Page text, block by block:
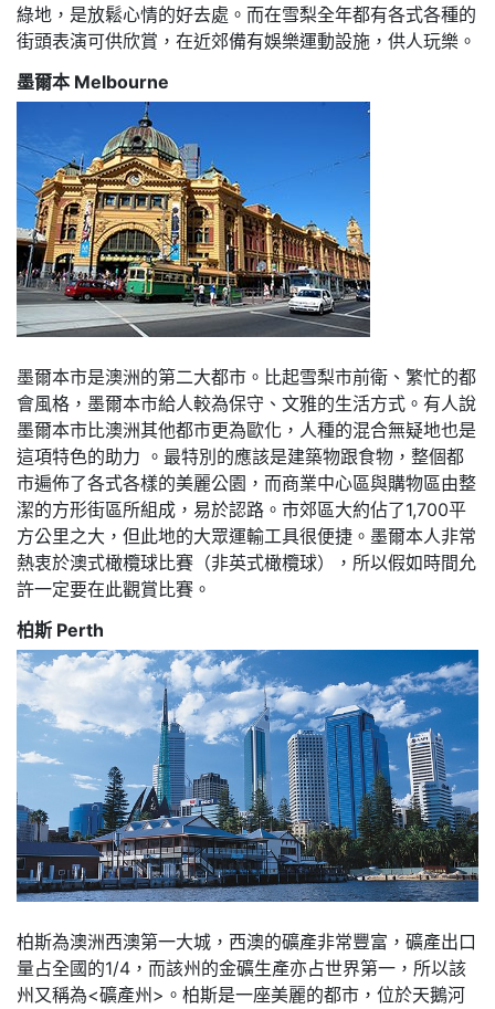
EZgo易格遊學 菲律賓遊學/海外遊學專家
0800-558-289
www.EzgoAbroad.com.tw
service@ezgoabroad.com.tw
主題式遊學/打工遊學/海外企業帶薪實習/專業證照文憑/親子遊學
綠地，是放鬆心情的好去處。而在雪梨全年都有各式各種的
街頭表演可供欣賞，在近郊備有娛樂運動設施，供人玩樂。
墨爾本 Melbourne
墨爾本市是澳洲的第二大都市。比起雪梨市前衛、繁忙的都
會風格，墨爾本市給人較為保守、文雅的生活方式。有人說
墨爾本市比澳洲其他都市更為歐化，人種的混合無疑地也是
這項特色的助力 。最特別的應該是建築物跟食物，整個都
市遍佈了各式各樣的美麗公園，而商業中心區與購物區由整
潔的方形街區所組成，易於認路。市郊區大約佔了1,700平
方公里之大，但此地的大眾運輸工具很便捷。墨爾本人非常
熱衷於澳式橄欖球比賽（非英式橄欖球），所以假如時間允
許一定要在此觀賞比賽。
柏斯 Perth
柏斯為澳洲西澳第一大城，西澳的礦產非常豐富，礦產出口
量占全國的1/4，而該州的金礦生產亦占世界第一，所以該
州又稱為<礦產州>。柏斯是一座美麗的都市，位於天鵝河